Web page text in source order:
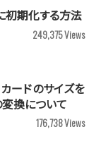
初期化する方法
249,375Views
ードのサイズを
換について
176,738Views